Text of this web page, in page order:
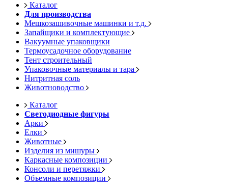
Каталог
Для производства
Мешкозашивочные машинки и т.д.
Запайщики и комплектующие
Вакуумные упаковщики
Термоусадочное оборудование
Тент строительный
Упаковочные материалы и тара
Нитритная соль
Животноводство
Каталог
Светодиодные фигуры
Арки
Елки
Животные
Изделия из мишуры
Каркасные композиции
Консоли и перетяжки
Объемные композиции